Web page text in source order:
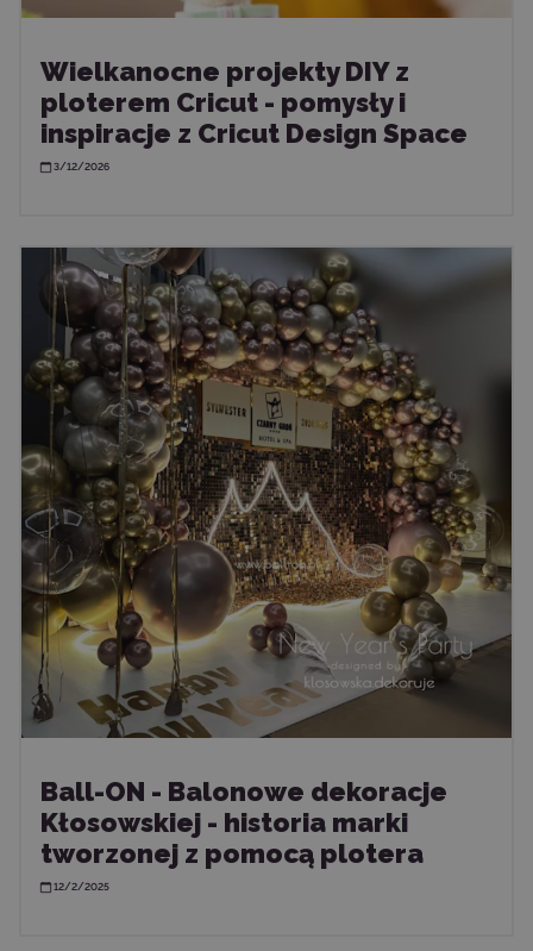
Wielkanocne projekty DIY z
ploterem Cricut - pomysły i
inspiracje z Cricut Design Space
3/12/2026
Ball-ON - Balonowe dekoracje
Kłosowskiej - historia marki
tworzonej z pomocą plotera
12/2/2025